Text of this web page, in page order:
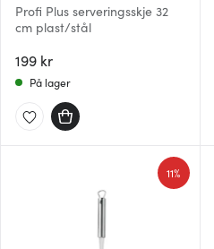
Profi Plus serveringsskje 32
cm plast/stål
199 kr
På lager
11%